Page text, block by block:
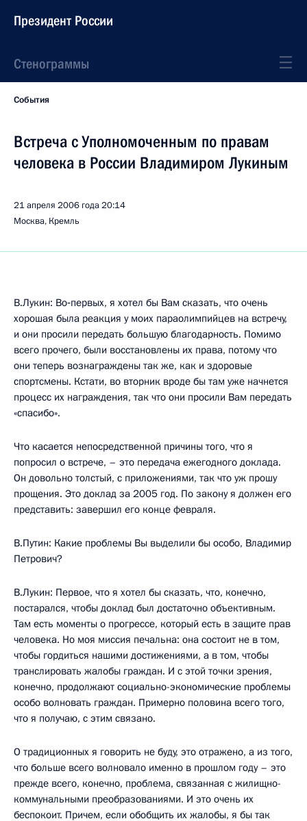
Президент России
Стенограммы
События
Встреча с Уполномоченным по правам
человека в России Владимиром Лукиным
21 апреля 2006 года20:14
Москва, Кремль
В.Лукин: Во‑первых, я хотел бы Вам сказать, что очень
хорошая была реакция у моих параолимпийцев на встречу,
и они просили передать большую благодарность. Помимо
всего прочего, были восстановлены их права, потому что
они теперь вознаграждены так же, как и здоровые
спортсмены. Кстати, во вторник вроде бы там уже начнется
процесс их награждения, так что они просили Вам передать
«спасибо».
Что касается непосредственной причины того, что я
попросил о встрече, – это передача ежегодного доклада.
Он довольно толстый, с приложениями, так что уж прошу
прощения. Это доклад за 2005 год. По закону я должен его
представить: завершил его конце февраля.
В.Путин: Какие проблемы Вы выделили бы особо, Владимир
Петрович?
В.Лукин: Первое, что я хотел бы сказать, что, конечно,
постарался, чтобы доклад был достаточно объективным.
Там есть моменты о прогрессе, который есть в защите прав
человека. Но моя миссия печальна: она состоит не в том,
чтобы гордиться нашими достижениями, а в том, чтобы
транслировать жалобы граждан. И с этой точки зрения,
конечно, продолжают социально-экономические проблемы
особо волновать граждан. Примерно половина всего того,
что я получаю, с этим связано.
О традиционных я говорить не буду, это отражено, а из того,
что больше всего волновало именно в прошлом году – это
прежде всего, конечно, проблема, связанная с жилищно-
коммунальными преобразованиями. И это очень их
беспокоит. Причем, если обобщить их жалобы, я бы так